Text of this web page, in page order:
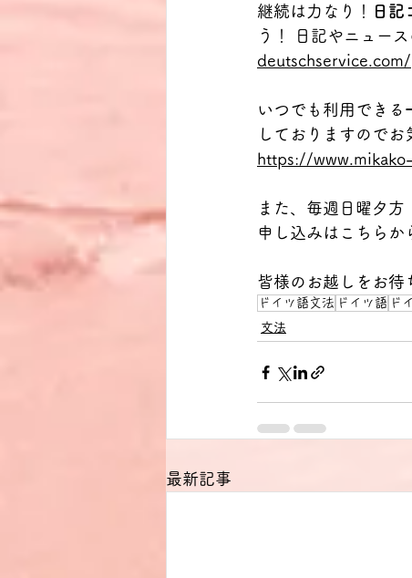
継続は力なり！ 日記
う！ 日記やニュー
いつでも利用できる
しておりますのでお
https://
また、毎週日曜夕
申し込みはこちらか
皆様のお越しをお待
ドイツ語文法 ドイツ語 ド
文法
最新記事